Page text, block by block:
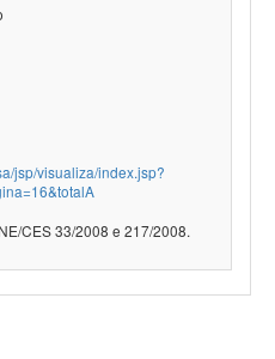
jsp/visualiza/index.jsp?
CES 33/2008 e 217/2008.